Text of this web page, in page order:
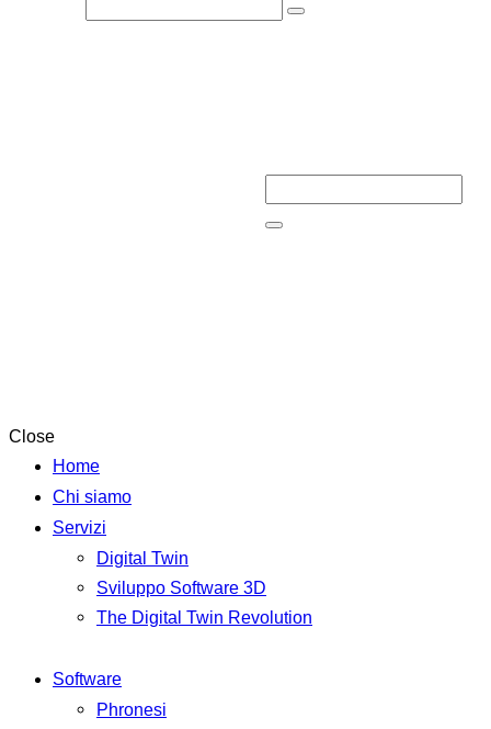
Close
Home
Chi siamo
Servizi
Digital Twin
Sviluppo Software 3D
The Digital Twin Revolution
Software
Phronesi